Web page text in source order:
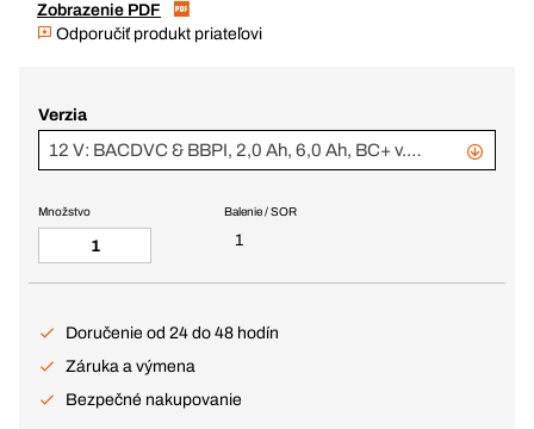
Zobrazenie PDF
Odporučiť produkt priateľovi
Verzia
12 V: BACDVC & BBPI, 2,0 Ah, 6,0 Ah, BC+ v.1 (343770 + 343782)
Balenie / SOR
1
Množstvo
Doručenie od 24 do 48 hodín
Záruka a výmena
Bezpečné nakupovanie